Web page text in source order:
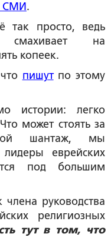
СМИ .
так просто, ведь
смахивает на
копеек.
пишутпо этому
истории: легко
может стоять за
шантаж, мы
еврейских
под большим
руководства
религиозных
тут в том, что